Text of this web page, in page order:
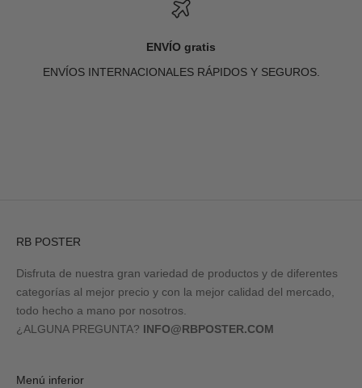
ENVÍO gratis
ENVÍOS INTERNACIONALES RÁPIDOS Y SEGUROS.
RB POSTER
Disfruta de nuestra gran variedad de productos y de diferentes
categorías al mejor precio y con la mejor calidad del mercado,
todo hecho a mano por nosotros.
¿ALGUNA PREGUNTA? INFO@RBPOSTER.COM
Menú inferior